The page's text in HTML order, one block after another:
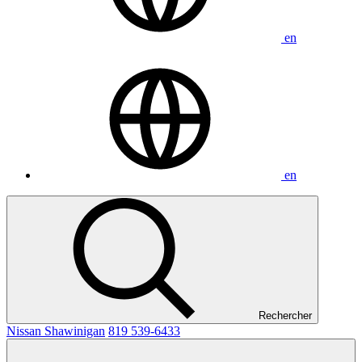
en
en
Rechercher
Nissan Shawinigan 819 539-6433